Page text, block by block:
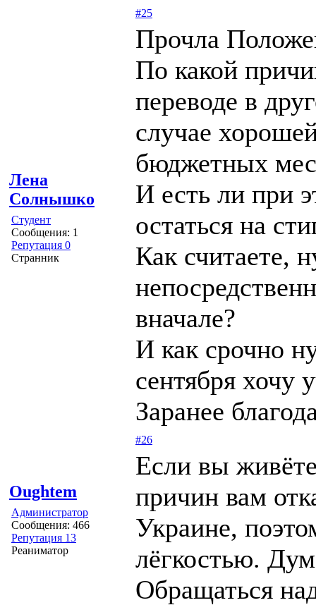
Лена
Солнышко
Студент
Сообщения: 1
Репутация 0
Странник
#25
Прочла
По какой
переводе в
случае
бюджетных
И есть ли при
остаться на
Как считаете,
вначале?
И как срочно
сентября хочу
Заранее
Oughtem
Администратор
Сообщения: 466
Репутация 13
Реаниматор
#26
Если вы
причин вам
Украине,
лёгкостью.
Обращаться